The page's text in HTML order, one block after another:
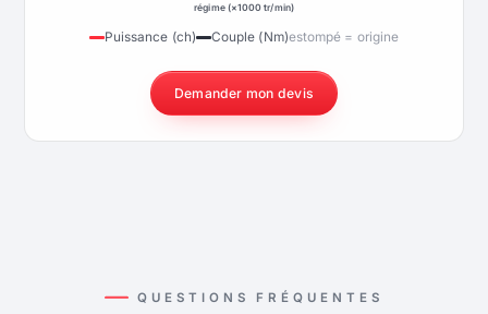
régime (×1000 tr/min)
Puissance (ch) Couple (Nm)estompé = origine
Demander mon devis
QUESTIONS FRÉQUENTES